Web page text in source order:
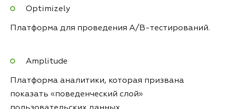
Optimizely
Платформа для проведения A/B-тестирований.
Amplitude
Платформа аналитики, которая призвана
показать «поведенческий слой»